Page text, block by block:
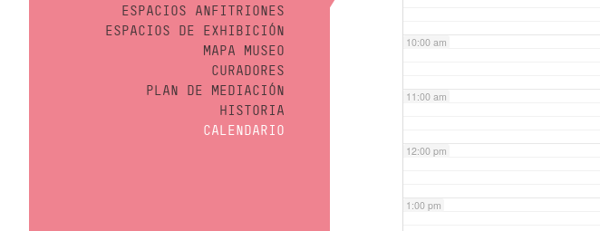
ESPACIOS ANFITRIONES
ESPACIOS DE EXHIBICIÓN
MAPA MUSEO
CURADORES
PLAN DE MEDIACIÓN
HISTORIA
CALENDARIO
10:00 am
11:00 am
12:00 pm
1:00 pm